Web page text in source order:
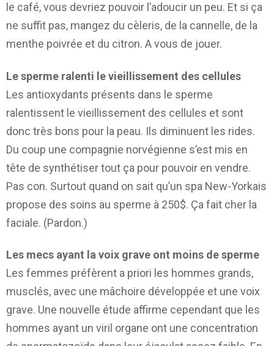
le café, vous devriez pouvoir l’adoucir un peu. Et si ça
ne suffit pas, mangez du cèleris, de la cannelle, de la
menthe poivrée et du citron. A vous de jouer.
Le sperme ralenti le vieillissement des cellules
Les antioxydants présents dans le sperme
ralentissent le vieillissement des cellules et sont
donc très bons pour la peau. Ils diminuent les rides.
Du coup une compagnie norvégienne s’est mis en
tête de synthétiser tout ça pour pouvoir en vendre.
Pas con. Surtout quand on sait qu’un spa New-Yorkais
propose des soins au sperme à 250$. Ça fait cher la
faciale. (Pardon.)
Les mecs ayant la voix grave ont moins de sperme
Les femmes préfèrent a priori les hommes grands,
musclés, avec une mâchoire développée et une voix
grave. Une nouvelle étude affirme cependant que les
hommes ayant un viril organe ont une concentration